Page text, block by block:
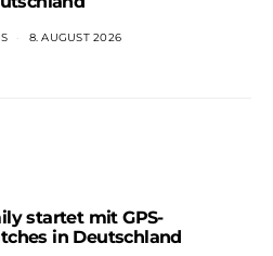
8. AUGUST 2026
startet mit GPS-
in Deutschland